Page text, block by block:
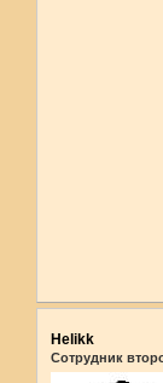
Helikk
Сотрудник